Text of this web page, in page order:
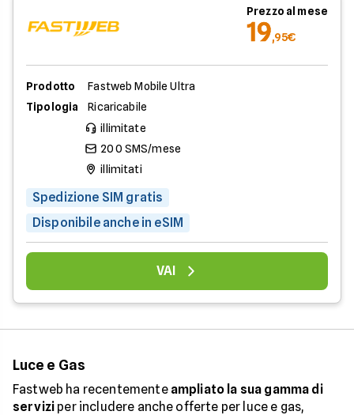
Prezzo al mese
19,95€
Prodotto
Fastweb Mobile​​ Ultra
Tipologia
Ricaricabile
illimitate
200 SMS/mese
illimitati
Spedizione SIM gratis
Disponibile anche in eSIM
VAI
Luce e Gas
Fastweb ha recentemente ampliato la sua gamma di
servizi per includere anche offerte per luce e gas,